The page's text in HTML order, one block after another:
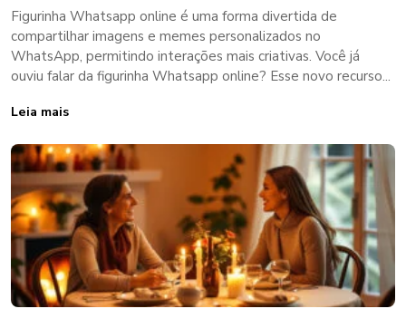
Figurinha Whatsapp online é uma forma divertida de
compartilhar imagens e memes personalizados no
WhatsApp, permitindo interações mais criativas. Você já
ouviu falar da figurinha Whatsapp online? Esse novo recurso...
Leia mais